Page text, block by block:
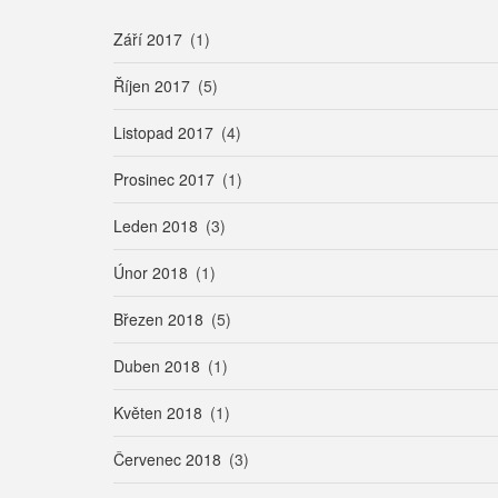
Září 2017 (1)
Říjen 2017 (5)
Listopad 2017 (4)
Prosinec 2017 (1)
Leden 2018 (3)
Únor 2018 (1)
Březen 2018 (5)
Duben 2018 (1)
Květen 2018 (1)
Červenec 2018 (3)